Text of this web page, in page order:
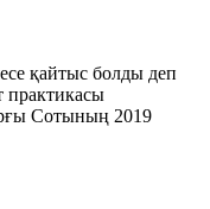
қайтыс болды деп
практикасы
Сотының 2019